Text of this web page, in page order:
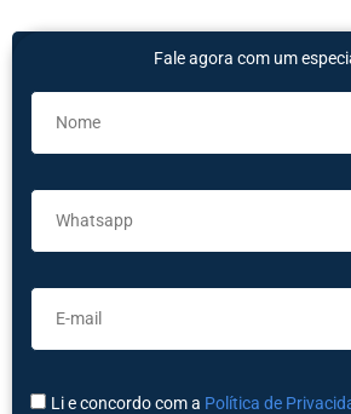
Fale agora com um
Li e concordo com a Política de